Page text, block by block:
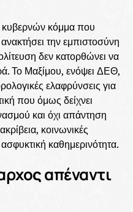
κυβερνών κόμμα που
την εμπιστοσύνη
δεν κατορθώνει να
Το Μαξίμου, ενόψει ΔΕΘ,
ελαφρύνσεις για
που όμως δείχνει
και όχι απάντηση
κοινωνικές
καθημερινότητα.
απέναντι